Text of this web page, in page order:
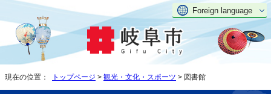
Foreign language
現在の位置： トップページ > 観光・文化・スポーツ > 図書館